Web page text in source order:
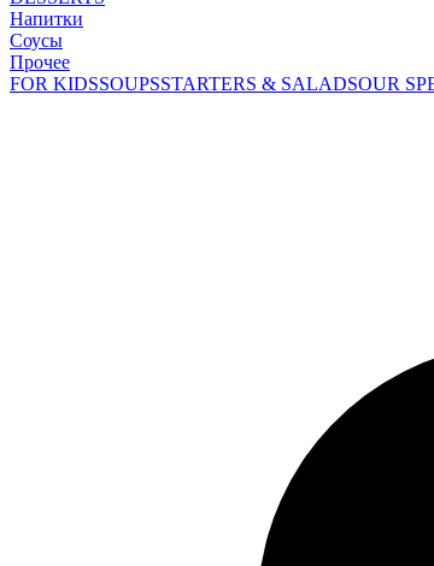
Напитки
Соусы
Прочее
FOR KIDSSOUPSSTARTERS & SALADSOUR